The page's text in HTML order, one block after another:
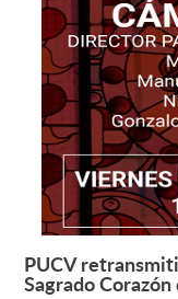
PUCV
Sagrado Corazón